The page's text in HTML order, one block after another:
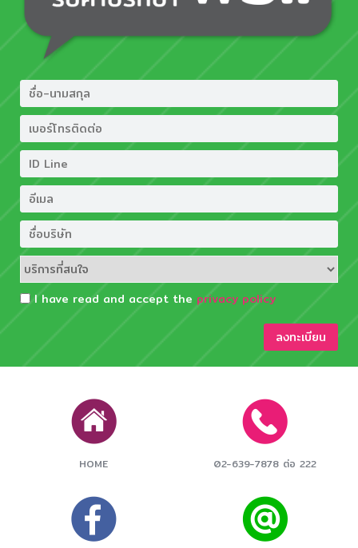
I have read and accept the privacy policy
HOME 02-639-7878 ต่อ 222